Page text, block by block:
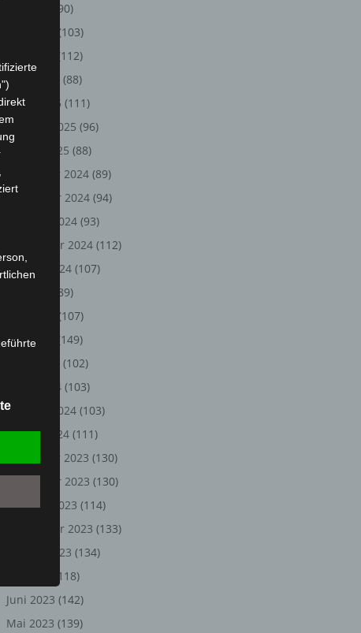
(90)
(103)
(112)
April 2025
(88)
März 2025 (111)
Februar 2025 (96)
Januar 2025 (88)
Dezember 2024 (89)
November 2024 (94)
Oktober 2024 (93)
September 2024 (112)
August 2024 (107)
(89)
(107)
Mai 2024
(149)
(102)
März 2024 (103)
Februar 2024 (103)
Januar 2024 (111)
Dezember 2023 (130)
November 2023 (130)
Oktober 2023 (114)
September 2023 (133)
August 2023 (134)
(118)
Juni 2023 (142)
Mai 2023 (139)